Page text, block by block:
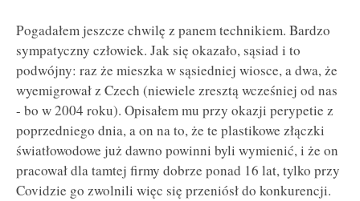
Pogadałem jeszcze chwilę z panem technikiem. Bardzo
sympatyczny człowiek. Jak się okazało, sąsiad i to
podwójny: raz że mieszka w sąsiedniej wiosce, a dwa, że
wyemigrował z Czech (niewiele zresztą wcześniej od nas
- bo w 2004 roku). Opisałem mu przy okazji perypetie z
poprzedniego dnia, a on na to, że te plastikowe złączki
światłowodowe już dawno powinni byli wymienić, i że on
pracował dla tamtej firmy dobrze ponad 16 lat, tylko przy
Covidzie go zwolnili więc się przeniósł do konkurencji.